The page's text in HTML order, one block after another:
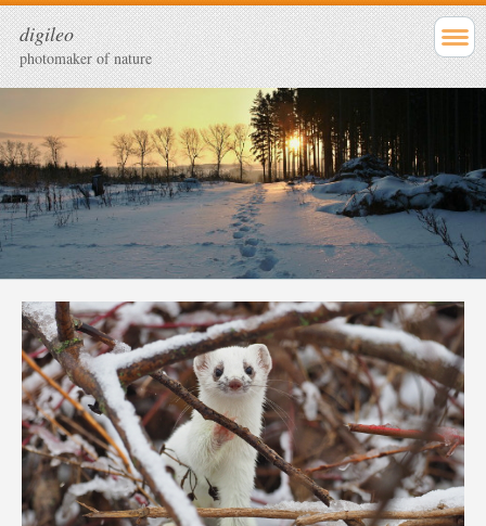
digileo
photomaker of nature